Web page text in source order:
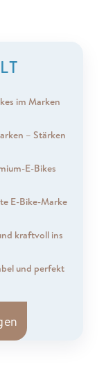
im Marken
– Stärken
E-Bikes
E-Bike-Marke
kraftvoll ins
und perfekt